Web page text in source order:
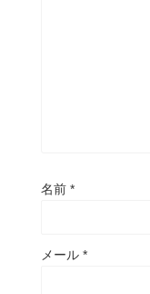
名前 *
メール *